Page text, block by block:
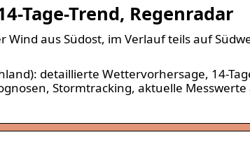
Tage-Trend, Regenradar
aus Südost, im Verlauf teils auf
detaillierte Wettervorhersage, 14-
Stormtracking, aktuelle Messwerte